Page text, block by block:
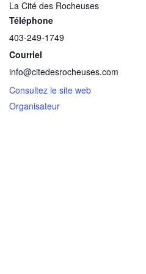
La Cité des Rocheuses
Téléphone
403-249-1749
Courriel
info@citedesrocheuses.com
Consultez le site web
Organisateur